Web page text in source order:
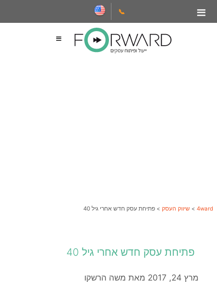
📞
4ward
> שיווק העסק > פתיחת עסק חדש אחרי גיל 40
פתיחת עסק חדש אחרי גיל 40
מרץ 24, 2017 מאת משה הרשקו